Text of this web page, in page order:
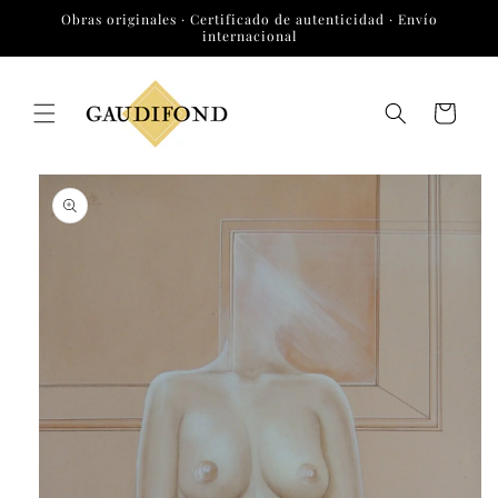
directamente
Obras originales · Certificado de autenticidad · Envío
internacional
Carrito
directamente
información